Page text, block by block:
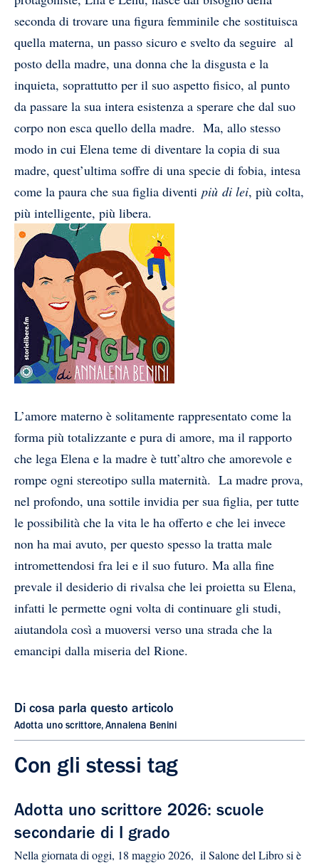
seconda di trovare una figura femminile che sostituisca
quella materna, un passo sicuro e svelto da seguire al
posto della madre, una donna che la disgusta e la
inquieta, soprattutto per il suo aspetto fisico, al punto
da passare la sua intera esistenza a sperare che dal suo
corpo non esca quello della madre. Ma, allo stesso
modo in cui Elena teme di diventare la copia di sua
madre, quest’ultima soffre di una specie di fobia, intesa
come la paura che sua figlia diventi più di lei, più colta,
più intelligente, più libera.
L’amore materno è solitamente rappresentato come la
forma più totalizzante e pura di amore, ma il rapporto
che lega Elena e la madre è tutt’altro che amorevole e
rompe ogni stereotipo sulla maternità. La madre prova,
nel profondo, una sottile invidia per sua figlia, per tutte
le possibilità che la vita le ha offerto e che lei invece
non ha mai avuto, per questo spesso la tratta male
intromettendosi fra lei e il suo futuro. Ma alla fine
prevale il desiderio di rivalsa che lei proietta su Elena,
infatti le permette ogni volta di continuare gli studi,
aiutandola così a muoversi verso una strada che la
emancipi dalla miseria del Rione.
Di cosa parla questo articolo
Adotta uno scrittore, Annalena Benini
Con gli stessi tag
Adotta uno scrittore 2026: scuole
secondarie di I grado
Nella giornata di oggi, 18 maggio 2026, il Salone del Libro si è